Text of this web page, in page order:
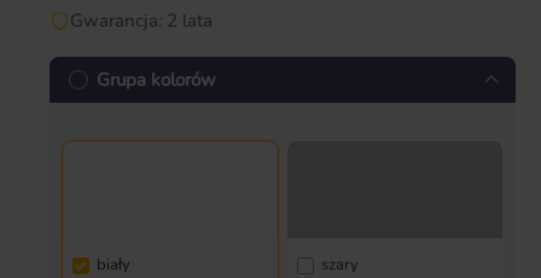
Gwarancja: 2 lata
Grupa kolorów
biały szary